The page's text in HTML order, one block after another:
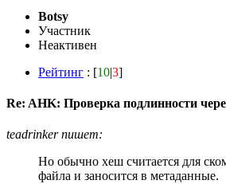
Botsy
Участник
Неактивен
Рейтинг : [10|3]
Re: AHK: Проверка подлинности
teadrinker пишет:
Но обычно хеш считается для
файла и заносится в метаданные.